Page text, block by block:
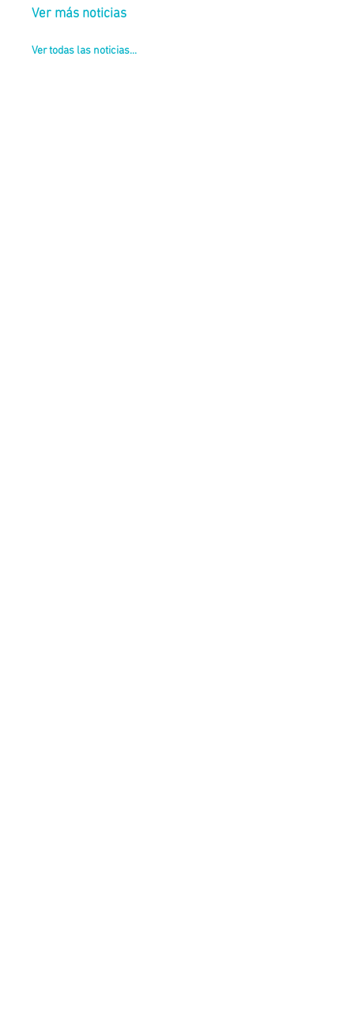
Ver más noticias
Ver todas las noticias...